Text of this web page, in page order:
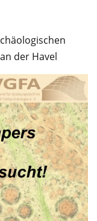
der Havel